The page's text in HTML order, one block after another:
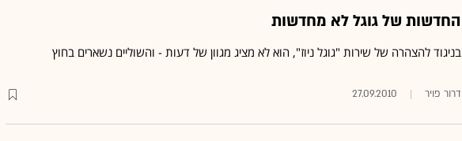
החדשות של גוגל לא מחדשות
בניגוד להצהרה של שירות "גוגל ניוז", הוא לא מציג מגוון של דעות - והשוליים נשארים בחוץ
דרור פויר 27.09.2010